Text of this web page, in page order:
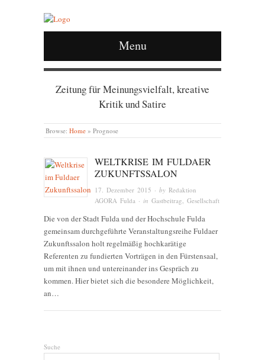
Menu
Zeitung für Meinungsvielfalt, kreative
Kritik und Satire
Browse: Home » Prognose
WELTKRISE IM FULDAER
ZUKUNFTSSALON
17. Dezember 2015 · byRedaktion
AGORA Fulda · inGastbeitrag,Gesellschaft
Die von der Stadt Fulda und der Hochschule Fulda
gemeinsam durchgeführte Veranstaltungsreihe Fuldaer
Zukunftssalon holt regelmäßig hochkarätige
Referenten zu fundierten Vorträgen in den Fürstensaal,
um mit ihnen und untereinander ins Gespräch zu
kommen. Hier bietet sich die besondere Möglichkeit,
an…
Suche